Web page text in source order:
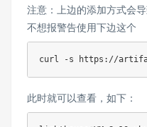
注意：上边的添加方式会
不想报警告使用下边这个
curl -s https://
此时就可以查看，如下：